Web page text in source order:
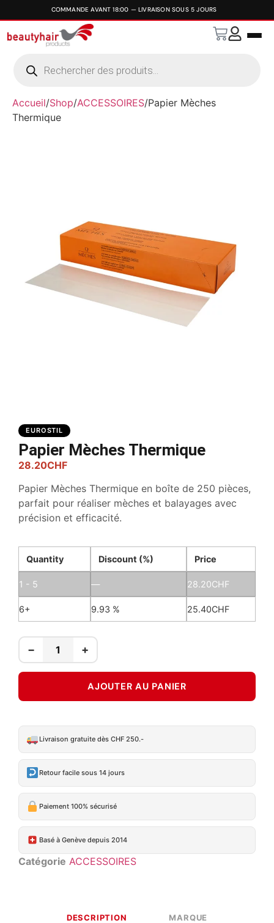
Accueil/Shop/ACCESSOIRES/Papier Mèches
Thermique
EUROSTIL
Papier Mèches Thermique
28.20CHF
Papier Mèches Thermique en boîte de 250 pièces,
parfait pour réaliser mèches et balayages avec
précision et efficacité.
Quantity Discount (%) Price
1 - 5 — 28.20CHF
6+ 9.93 % 25.40CHF
− +
AJOUTER AU PANIER
Livraison gratuite dès CHF 250.-
Retour facile sous 14 jours
Paiement 100% sécurisé
Basé à Genève depuis 2014
Catégorie ACCESSOIRES
DESCRIPTION MARQUE